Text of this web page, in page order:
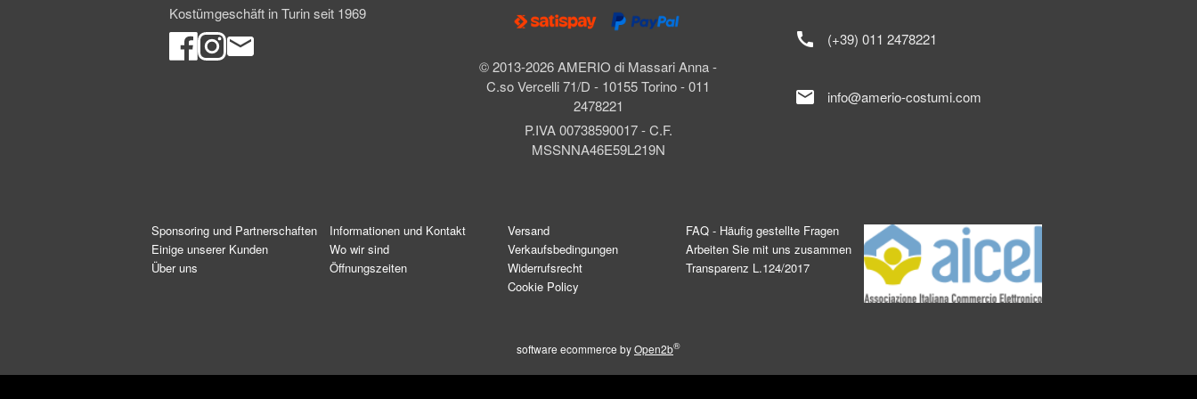
Kostümgeschäft in Turin seit 1969
© 2013-2026 AMERIO di Massari Anna -
C.so Vercelli 71/D - 10155 Torino - 011
2478221
P.IVA 00738590017 - C.F.
MSSNNA46E59L219N
call (+39) 011 2478221
mail info@amerio-costumi.com
Sponsoring und Partnerschaften
Einige unserer Kunden
Über uns
Informationen und Kontakt
Wo wir sind
Öffnungszeiten
Versand
Verkaufsbedingungen
Widerrufsrecht
Cookie Policy
FAQ - Häufig gestellte Fragen
Arbeiten Sie mit uns zusammen
Transparenz L.124/2017
software ecommerce byOpen2b®